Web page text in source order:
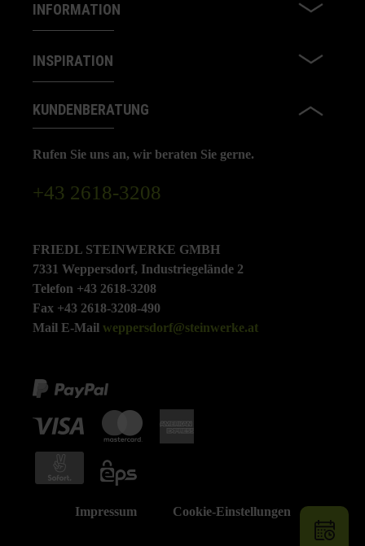
INFORMATION
INSPIRATION
KUNDENBERATUNG
Rufen Sie uns an, wir beraten Sie gerne.
+43 2618-3208
FRIEDL STEINWERKE GMBH
7331 Weppersdorf, Industriegelände 2
Telefon +43 2618-3208
Fax +43 2618-3208-490
Mail E-Mail weppersdorf@steinwerke.at
Impressum Cookie-Einstellungen